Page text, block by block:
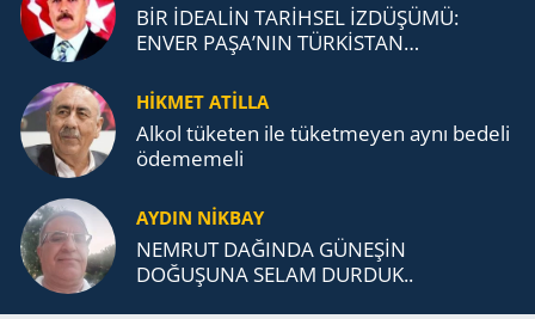
BİR İDEALİN TARİHSEL İZDÜŞÜMÜ:
ENVER PAŞA’NIN TÜRKİSTAN
TEŞKİLATI’NA UZANAN MİRASI
HİKMET ATİLLA
Alkol tü­ke­ten ile tü­ket­me­yen aynı be­de­li
öde­me­me­li
AYDIN NİKBAY
NEMRUT DAĞINDA GÜNEŞİN
DOĞUŞUNA SELAM DURDUK..